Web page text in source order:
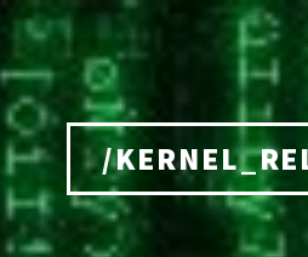
/